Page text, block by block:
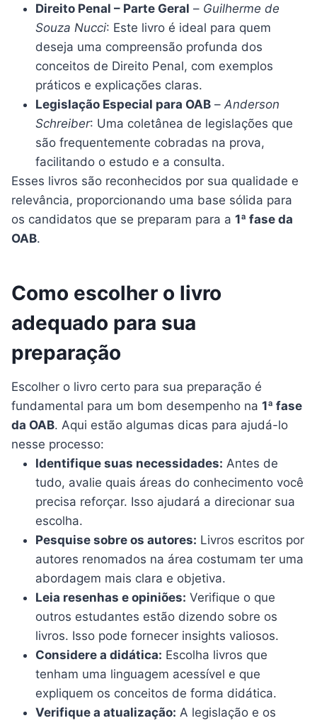
Direito Penal – Parte Geral – Guilherme de
Souza Nucci: Este livro é ideal para quem
deseja uma compreensão profunda dos
conceitos de Direito Penal, com exemplos
práticos e explicações claras.
Legislação Especial para OAB – Anderson
Schreiber: Uma coletânea de legislações que
são frequentemente cobradas na prova,
facilitando o estudo e a consulta.
Esses livros são reconhecidos por sua qualidade e
relevância, proporcionando uma base sólida para
os candidatos que se preparam para a 1ª fase da
OAB.
Como escolher o livro
adequado para sua
preparação
Escolher o livro certo para sua preparação é
fundamental para um bom desempenho na 1ª fase
da OAB. Aqui estão algumas dicas para ajudá-lo
nesse processo:
Identifique suas necessidades: Antes de
tudo, avalie quais áreas do conhecimento você
precisa reforçar. Isso ajudará a direcionar sua
escolha.
Pesquise sobre os autores: Livros escritos por
autores renomados na área costumam ter uma
abordagem mais clara e objetiva.
Leia resenhas e opiniões: Verifique o que
outros estudantes estão dizendo sobre os
livros. Isso pode fornecer insights valiosos.
Considere a didática: Escolha livros que
tenham uma linguagem acessível e que
expliquem os conceitos de forma didática.
Verifique a atualização: A legislação e os